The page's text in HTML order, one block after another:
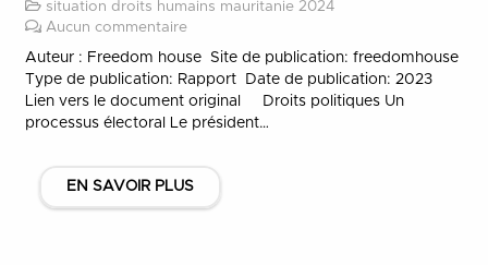
situation droits humains mauritanie 2024
Aucun commentaire
Auteur : Freedom house Site de publication: freedomhouse
Type de publication: Rapport Date de publication: 2023
Lien vers le document original Droits politiques Un
processus électoral Le président…
EN SAVOIR PLUS